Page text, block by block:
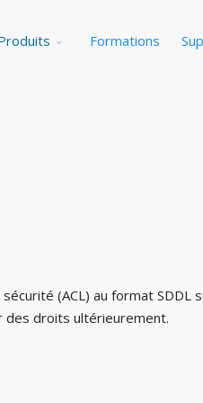
Formations
(ACL) au format SDDL
des droits ultérieurement.